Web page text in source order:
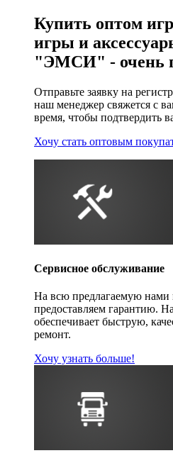
Купить оптом
игры и
"ЭМСИ" - очень
Отправьте заявку на
наш менеджер свяжется с
время, чтобы подтвердить
Хочу стать оптовым
Сервисное обслуживание
На всю предлагаемую
предоставляем гарантию.
обеспечивает быструю,
ремонт.
Хочу узнать больше!